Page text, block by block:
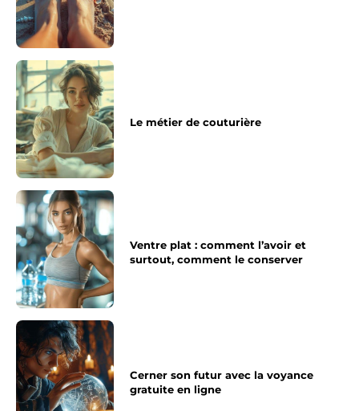
Le métier de couturière
Ventre plat : comment l’avoir et
surtout, comment le conserver
Cerner son futur avec la voyance
gratuite en ligne